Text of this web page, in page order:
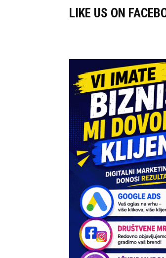
LIKE US ON